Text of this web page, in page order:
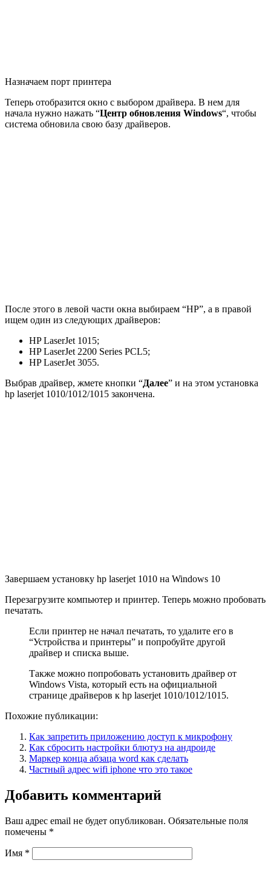
Назначаем порт принтера
Теперь отобразится окно с выбором драйвера. В нем для
начала нужно нажать “Центр обновления Windows“, чтобы
система обновила свою базу драйверов.
После этого в левой части окна выбираем “HP”, а в правой
ищем один из следующих драйверов:
HP LaserJet 1015;
HP LaserJet 2200 Series PCL5;
HP LaserJet 3055.
Выбрав драйвер, жмете кнопки “Далее” и на этом установка
hp laserjet 1010/1012/1015 закончена.
Завершаем установку hp laserjet 1010 на Windows 10
Перезагрузите компьютер и принтер. Теперь можно пробовать
печатать.
Если принтер не начал печатать, то удалите его в
“Устройства и принтеры” и попробуйте другой
драйвер и списка выше.
Также можно попробовать установить драйвер от
Windows Vista, который есть на официальной
странице драйверов к hp laserjet 1010/1012/1015.
Похожие публикации:
Как запретить приложению доступ к микрофону
Как сбросить настройки блютуз на андроиде
Маркер конца абзаца word как сделать
Частный адрес wifi iphone что это такое
Добавить комментарий
Ваш адрес email не будет опубликован. Обязательные поля
помечены *
Имя *